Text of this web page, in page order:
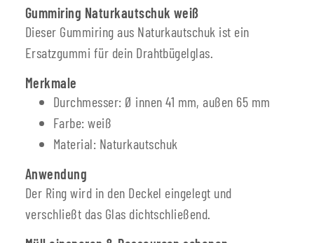
Gummiring Naturkautschuk weiß
Dieser Gummiring aus Naturkautschuk ist ein
Ersatzgummi für dein Drahtbügelglas.
Merkmale
Durchmesser: Ø innen 41 mm, außen 65 mm
Farbe: weiß
Material: Naturkautschuk
Anwendung
Der Ring wird in den Deckel eingelegt und
verschließt das Glas dichtschließend.